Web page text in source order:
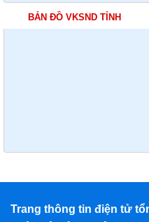
BẢN ĐỒ VKSND TỈNH
Trang thông tin điện tử